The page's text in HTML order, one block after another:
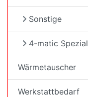
Sonstige
4-matic Spezial
Wärmetauscher
Werkstattbedarf